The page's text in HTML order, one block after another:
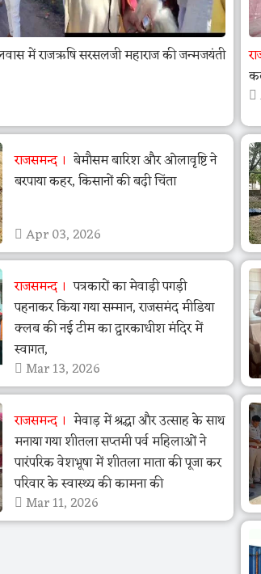
में राजऋषि सरसलजी महाराज की जन्मजयंती
राजसमन्द
बेमौसम बारिश और ओलावृष्टि ने
बरपाया कहर, किसानों की बढ़ी चिंता
Apr 03, 2026
राजसमन्द
पत्रकारों का मेवाड़ी पगड़ी
पहनाकर किया गया सम्मान, राजसमंद मीडिया
क्लब की नई टीम का द्वारकाधीश मंदिर में
स्वागत,
Mar 13, 2026
राजसमन्द
मेवाड़ में श्रद्धा और उत्साह के साथ
मनाया गया शीतला सप्तमी पर्व महिलाओं ने
पारंपरिक वेशभूषा में शीतला माता की पूजा कर
परिवार के स्वास्थ्य की कामना की
Mar 11, 2026